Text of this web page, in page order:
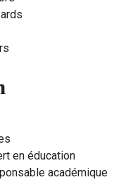
en éducation
académique